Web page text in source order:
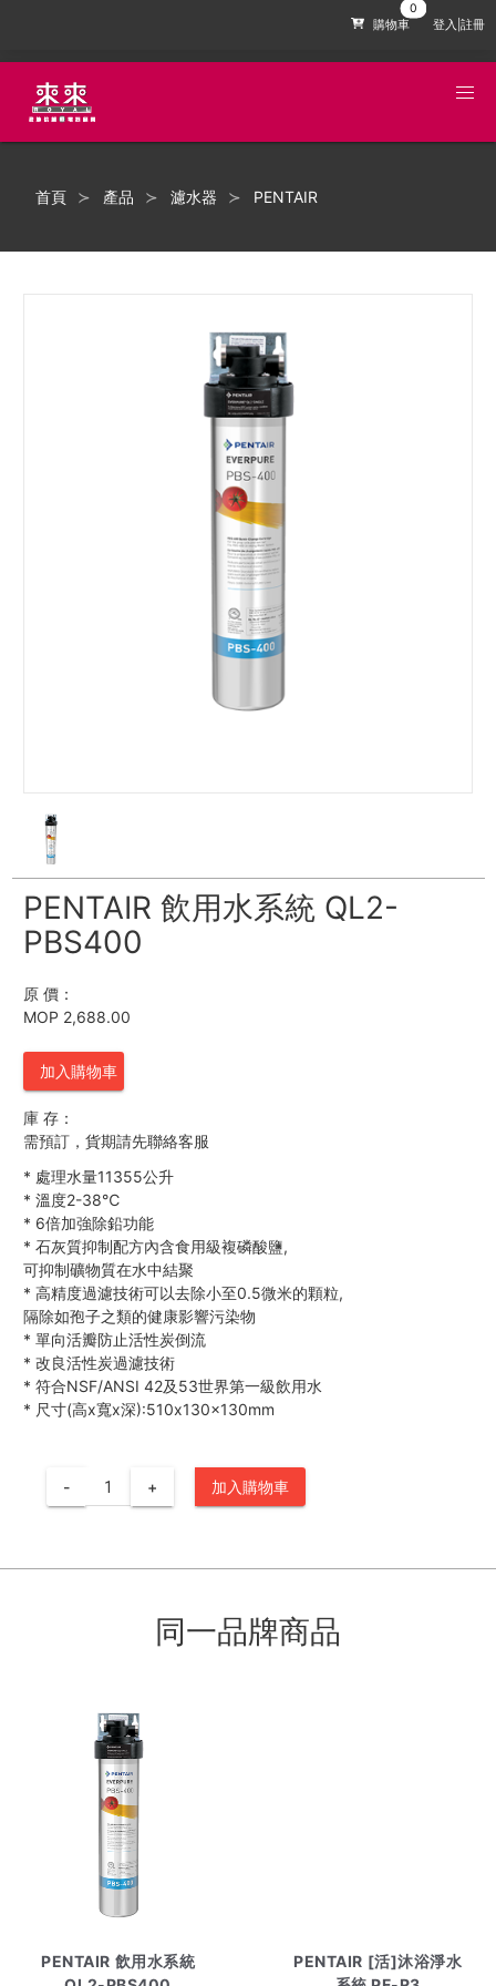
購物車 登入|註冊
首頁 產品 濾水器 PENTAIR
PENTAIR 飲用水系統 QL2-
PBS400
原 價：
MOP 2,688.00
加入購物車
庫 存：
需預訂，貨期請先聯絡客服
* 處理水量11355公升
* 溫度2-38℃
* 6倍加強除鉛功能
* 石灰質抑制配方內含食用級複磷酸鹽,
可抑制礦物質在水中結聚
* 高精度過濾技術可以去除小至0.5微米的顆粒,
隔除如孢子之類的健康影響污染物
* 單向活瓣防止活性炭倒流
* 改良活性炭過濾技術
* 符合NSF/ANSI 42及53世界第一級飲用水
* 尺寸(高x寬x深):510x130x130mm
- + 加入購物車
同一品牌商品
PENTAIR 飲用水系統
PENTAIR [活]沐浴淨水